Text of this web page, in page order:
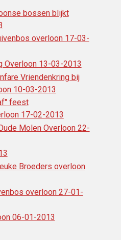
bossen blijkt
overloon 17-03-
Overloon 13-03-2013
Vriendenkring bij
10-03-2013
feest
17-02-2013
Molen Overloon 22-
Broeders overloon
overloon 27-01-
06-01-2013